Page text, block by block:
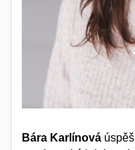
Bára Karlínová